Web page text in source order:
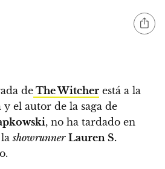
de The Witcher está a la
el autor de la saga de
, no ha tardado en
lashowrunner Lauren S.